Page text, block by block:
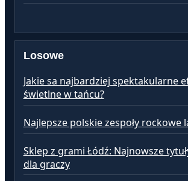
Losowe
Jakie sa najbardziej spektakularne
świetlne w tańcu?
Najlepsze polskie zespoły rockowe
Sklep z grami Łódź: Najnowsze
dla graczy